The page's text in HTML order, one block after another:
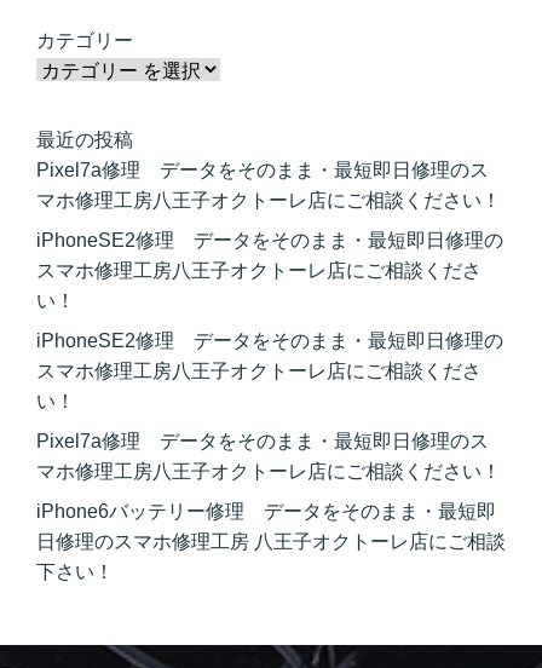
カテゴリー
最近の投稿
Pixel7a修理 データをそのまま・最短即日修理のス
マホ修理工房八王子オクトーレ店にご相談ください！
iPhoneSE2修理 データをそのまま・最短即日修理の
スマホ修理工房八王子オクトーレ店にご相談くださ
い！
iPhoneSE2修理 データをそのまま・最短即日修理の
スマホ修理工房八王子オクトーレ店にご相談くださ
い！
Pixel7a修理 データをそのまま・最短即日修理のス
マホ修理工房八王子オクトーレ店にご相談ください！
iPhone6バッテリー修理 データをそのまま・最短即
日修理のスマホ修理工房 八王子オクトーレ店にご相談
下さい！